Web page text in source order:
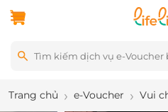
Trang chủ e-Voucher Vui